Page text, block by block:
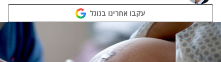
עקבו אחרינו בגוגל